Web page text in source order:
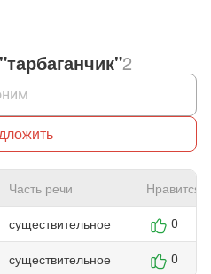
2
Часть речи Нравится
существительное 0
существительное 0